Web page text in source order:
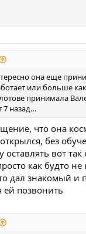
она еще
или больше
принимала
7 назад…
что она
без
оставлять вот
как будто
дал знакомый и
ей позвонить